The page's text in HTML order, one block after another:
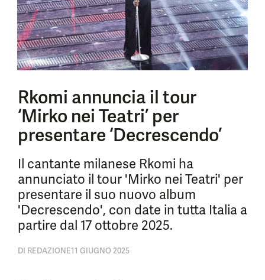
Rkomi annuncia il tour
‘Mirko nei Teatri’ per
presentare ‘Decrescendo’
Il cantante milanese Rkomi ha
annunciato il tour 'Mirko nei Teatri' per
presentare il suo nuovo album
'Decrescendo', con date in tutta Italia a
partire dal 17 ottobre 2025.
DI REDAZIONE11 GIUGNO 2025